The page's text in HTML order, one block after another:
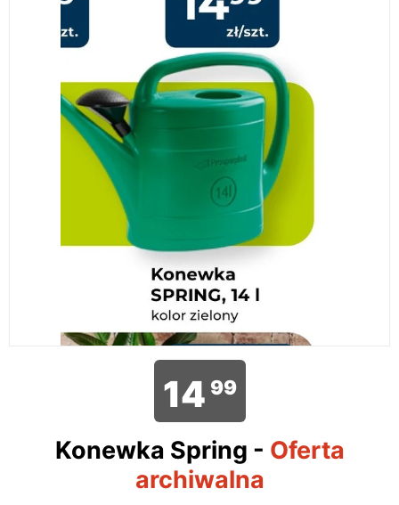
14 99
Konewka Spring - Oferta
archiwalna